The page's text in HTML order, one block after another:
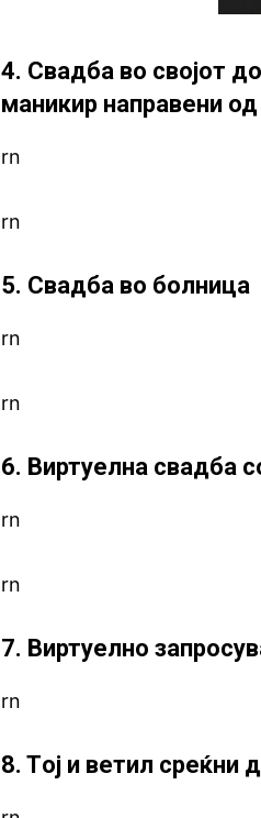
4. Свадба во својот
маникир направени
rn
rn
5. Свадба во болница
rn
rn
6. Виртуелна свадба
rn
rn
7. Виртуелно
rn
8. Tој и ветил среќни